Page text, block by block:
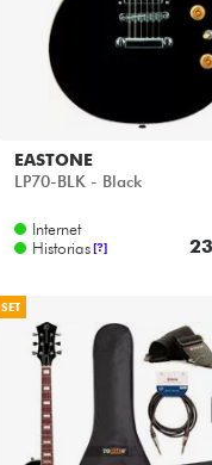
EASTONE
LP70-BLK - Black
Internet
Historias [?]
SET